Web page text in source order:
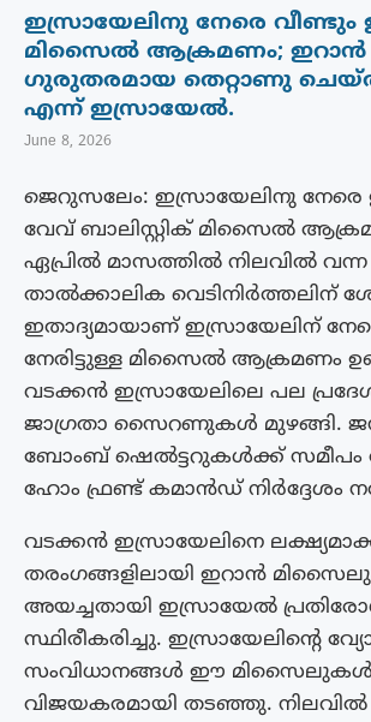
ഇസ്രായേലിനു നേരെ വീണ്ടും
മിസൈൽ ആക്രമണം; ഇറാൻ
ഗുരുതരമായ തെറ്റാണു
എന്ന് ഇസ്രായേൽ.
June 8, 2026
ജെറുസലേം: ഇസ്രായേലിനു നേരെ
വേവ് ബാലിസ്റ്റിക് മിസൈൽ
ഏപ്രിൽ മാസത്തിൽ നിലവിൽ വന്ന
താൽക്കാലിക വെടിനിർത്തലിന്
ഇതാദ്യമായാണ് ഇസ്രായേലിന്
നേരിട്ടുള്ള മിസൈൽ ആക്രമണം
വടക്കൻ ഇസ്രായേലിലെ പല
ജാഗ്രതാ സൈറണുകൾ മുഴങ്ങി.
ബോംബ് ഷെൽട്ടറുകൾക്ക് സമീപം
ഹോം ഫ്രണ്ട് കമാൻഡ് നിർദ്ദേശം
വടക്കൻ ഇസ്രായേലിനെ
തരംഗങ്ങളിലായി ഇറാൻ
അയച്ചതായി ഇസ്രായേൽ
സ്ഥിരീകരിച്ചു. ഇസ്രായേലിന്റെ
സംവിധാനങ്ങൾ ഈ മിസൈലുകൾ
വിജയകരമായി തടഞ്ഞു.